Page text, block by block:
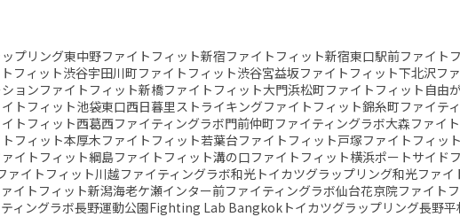
プリング東中野ファイトフィット新宿ファイトフィット新宿東口駅前ファイト
フィット渋谷宇田川町ファイトフィット渋谷宮益坂ファイトフィット下北沢フ
ョンファイトフィット新橋ファイトフィット大門浜松町ファイトフィット自由
トフィット池袋東口西日暮里ストライキングファイトフィット錦糸町ファイテ
トフィット西葛西ファイティングラボ門前仲町ファイティングラボ大森ファイ
フィット本厚木ファイトフィット若葉台ファイトフィット戸塚ファイトフィッ
ァイトフィット綱島ファイトフィット溝の口ファイトフィット横浜ポートサイド
ァイトフィット川越ファイティングラボ和光 トイカツグラップリング和光ファイ
イトフィット新潟海老ケ瀬インター前ファイティングラボ仙台花京院ファイト
ィングラボ長野運動公園Fighting Lab Bangkok トイカツグラップリング長野平